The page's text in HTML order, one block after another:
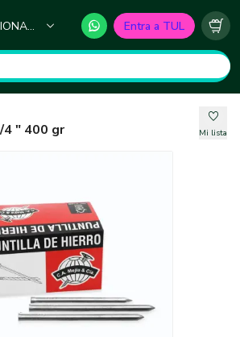
de ConstrucciónEntra a TUL
" 400 gr Mi lista